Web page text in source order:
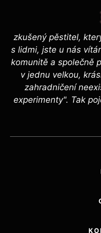
zkušený pěstitel,
s lidmi, jste u nás
komunitě a společně
v jednu velkou,
zahradničení
experimenty". Tak